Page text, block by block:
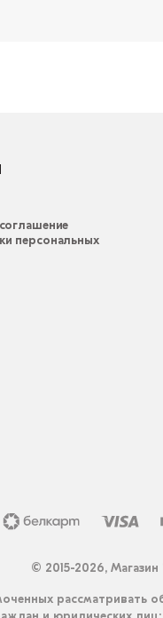
персональных
© 2015-2026, Магазин
рассматривать